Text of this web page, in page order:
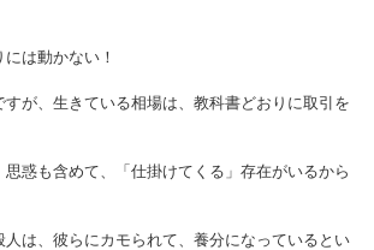
は動かない！
が、生きている相場は、教科書どおりに取引を
惑も含めて、「仕掛けてくる」存在がいるから
は、彼らにカモられて、養分になっているとい